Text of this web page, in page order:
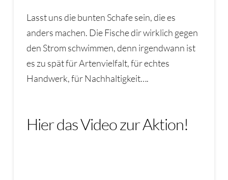
Lasst uns die bunten Schafe sein, die es
anders machen. Die Fische dir wirklich gegen
den Strom schwimmen, denn irgendwann ist
es zu spät für Artenvielfalt, für echtes
Handwerk, für Nachhaltigkeit….
Hier das Video zur Aktion!